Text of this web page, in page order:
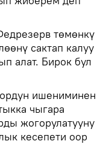
төмөнкү
сактап калуу
алат. Бирок бул
ишениминен
чыгара
жогорулатууну
кесепети оор